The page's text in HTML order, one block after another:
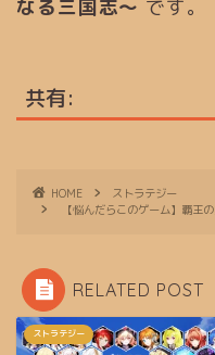
なる三国志～ です。
共有:
HOME
ストラテジー
【悩んだらこのゲーム】覇王
RELATED POST
ストラテジー